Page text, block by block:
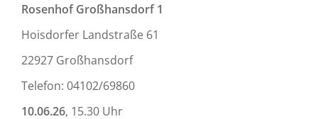
Rosenhof Großhansdorf 1
Hoisdorfer Landstraße 61
22927 Großhansdorf
Telefon: 04102/69860
10.06.26, 15.30 Uhr